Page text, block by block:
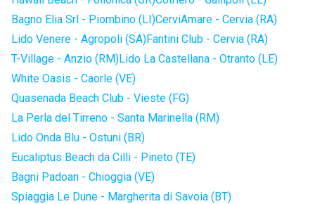
Bagno Elia Srl - Piombino (LI)CerviAmare - Cervia (RA)
Lido Venere - Agropoli (SA)Fantini Club - Cervia (RA)
T-Village - Anzio (RM)Lido La Castellana - Otranto (LE)
White Oasis - Caorle (VE)
Quasenada Beach Club - Vieste (FG)
La Perla del Tirreno - Santa Marinella (RM)
Lido Onda Blu - Ostuni (BR)
Eucaliptus Beach da Cilli - Pineto (TE)
Bagni Padoan - Chioggia (VE)
Spiaggia Le Dune - Margherita di Savoia (BT)